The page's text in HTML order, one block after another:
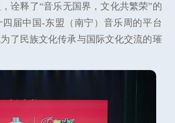
诠释了“音乐无国界，文化共繁荣”的
届中国-东盟（南宁）音乐周的平台
为了民族文化传承与国际文化交流的璀